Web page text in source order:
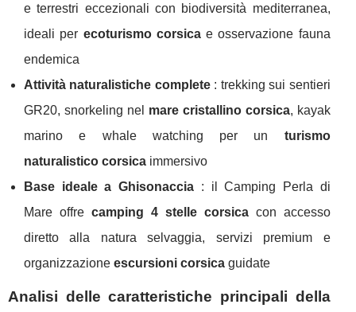
e terrestri eccezionali con biodiversità mediterranea,
ideali per ecoturismo corsicae osservazione fauna
endemica
Attività naturalistiche complete: trekking sui sentieri
GR20, snorkeling nel mare cristallino corsica, kayak
marino e whale watching per un turismo
naturalistico corsica immersivo
Base ideale a Ghisonaccia : il Camping Perla di
Mare offre camping 4 stelle corsicacon accesso
diretto alla natura selvaggia, servizi premium e
organizzazione escursioni corsica guidate
Analisi delle caratteristiche principali della